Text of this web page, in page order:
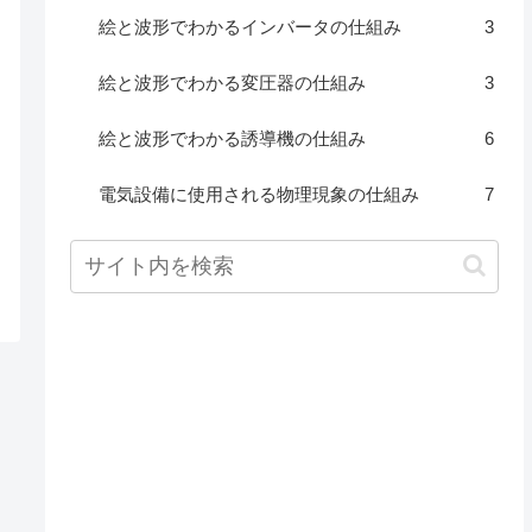
絵と波形でわかるインバータの仕組み 3
絵と波形でわかる変圧器の仕組み 3
絵と波形でわかる誘導機の仕組み 6
電気設備に使用される物理現象の仕組み 7